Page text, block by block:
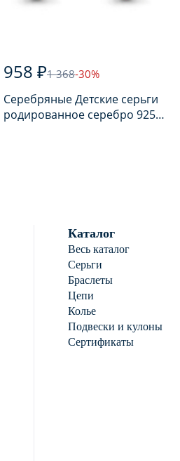
958 ₽1 368-30%
Серебряные Детские серьги
родированное серебро 925
Каталог
Весь каталог
Серьги
Браслеты
Цепи
Колье
Подвески и кулоны
Сертификаты